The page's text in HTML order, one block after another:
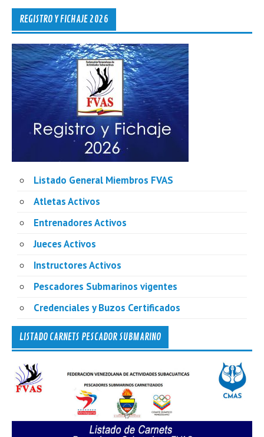
REGISTRO Y FICHAJE 2026
Listado General Miembros FVAS
Atletas Activos
Entrenadores Activos
Jueces Activos
Instructores Activos
Pescadores Submarinos vigentes
Credenciales y Buzos Certificados
LISTADO CARNETS PESCADOR SUBMARINO